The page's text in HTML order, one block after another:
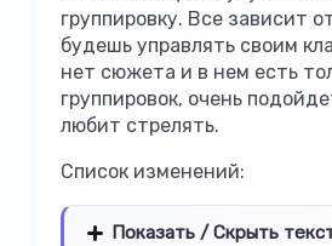
группировку. Все зависит
будешь управлять своим
нет сюжета и в нем есть
группировок, очень
любит стрелять.
Список изменений:
Показать / Скрыть